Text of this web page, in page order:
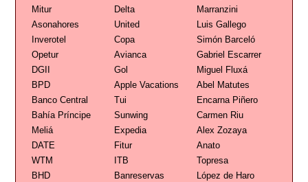
Mitur
Delta
Marranzini
Asonahores
United
Luis Gallego
Inverotel
Copa
Simón Barceló
Opetur
Avianca
Gabriel Escarrer
DGII
Gol
Miguel Fluxá
BPD
Apple Vacations
Abel Matutes
Banco Central
Tui
Encarna Piñero
Bahía Príncipe
Sunwing
Carmen Riu
Meliá
Expedia
Alex Zozaya
DATE
Fitur
Anato
WTM
ITB
Topresa
BHD
Banreservas López de Haro